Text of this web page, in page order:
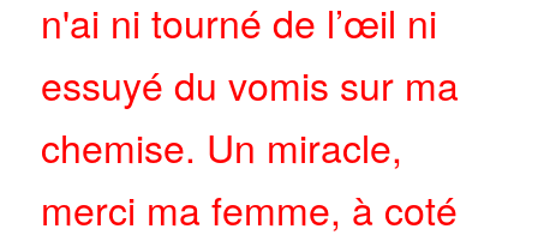
n'ai ni tourné de l’œil ni
essuyé du vomis sur ma
chemise. Un miracle,
merci ma femme, à coté